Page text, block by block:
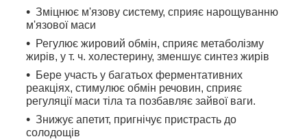
Зміцнює м'язову систему, сприяє нарощуванню
м'язової маси
Регулює жировий обмін, сприяє метаболізму
жирів, у т. ч. холестерину, зменшує синтез жирів
Бере участь у багатьох ферментативних
реакціях, стимулює обмін речовин, сприяє
регуляції маси тіла та позбавляє зайвої ваги.
Знижує апетит, пригнічує пристрасть до
солодощів